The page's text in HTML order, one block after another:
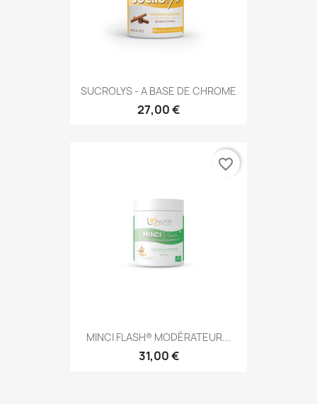
SUCROLYS - A BASE DE CHROME
27,00 €
MINCI FLASH® MODÉRATEUR...
31,00 €
favorite_border